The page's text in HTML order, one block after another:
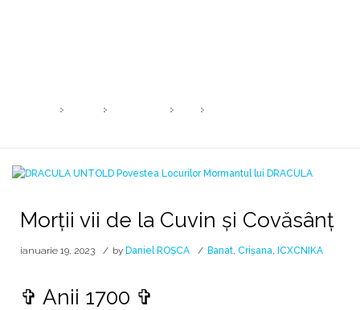
Morții vii de la Cuvin şi Covăsânţ
ianuarie 19, 2023 by Daniel ROȘCA Banat Crișana ICXCNIKA
✞ Anii 1700 ✞